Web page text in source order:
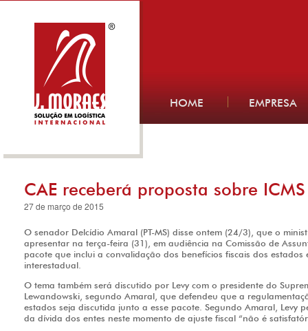
HOME EMPRESA
CAE receberá proposta sobre ICMS
27 de março de 2015
O senador Delcídio Amaral (PT-MS) disse ontem (24/3), que o
apresentar na terça-feira (31), em audiência na Comissão de
pacote que inclui a convalidação dos benefícios fiscais dos
interestadual.
O tema também será discutido por Levy com o presidente do
Lewandowski, segundo Amaral, que defendeu que a
estados seja discutida junto a esse pacote. Segundo Amaral, Levy
da dívida dos entes neste momento de ajuste fiscal “não é